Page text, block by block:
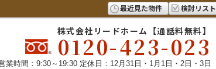
最近見た物件 検討リスト
株式会社リードホーム【通話料無料】
0120-423-023
業時間：9:30～19:30 定休日：12月31日・1月1日・2日・3日